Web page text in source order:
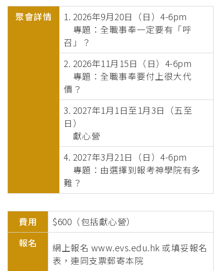
聚會詳情
1. 2026年9月20日（日）4-6pm
專題：全職事奉一定要有「呼
召」？
2. 2026年11月15日（日）4-6pm
專題：全職事奉要付上很大代
價？
3. 2027年1月1日至1月3日（五至
日）
獻心營
4. 2027年3月21日（日）4-6pm
專題：由選擇到報考神學院有多
難？
費用
$600（包括獻心營）
報名
網上報名 www.evs.edu.hk 或填妥報名
表，連同支票郵寄本院